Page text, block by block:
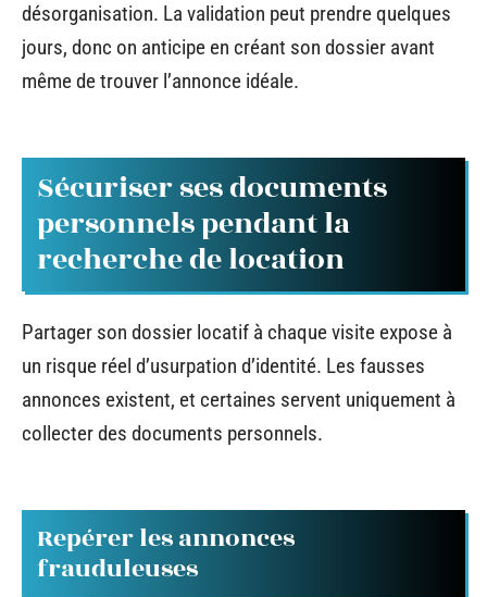
désorganisation. La validation peut prendre quelques
jours, donc on anticipe en créant son dossier avant
même de trouver l’annonce idéale.
Sécuriser ses documents
personnels pendant la
recherche de location
Partager son dossier locatif à chaque visite expose à
un risque réel d’usurpation d’identité. Les fausses
annonces existent, et certaines servent uniquement à
collecter des documents personnels.
Repérer les annonces
frauduleuses